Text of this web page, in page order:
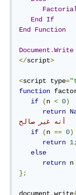
End If
End Function
Document .Write
</script>
<script type=
function
if
(n < 0)
return
if
(n == 0)
return 1;
else
return n
};